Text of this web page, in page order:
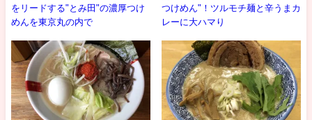
をリードする"とみ田"の濃厚つけ
めんを東京丸の内で
つけめん"！ツルモチ麺と辛うまカ
レーに大ハマり